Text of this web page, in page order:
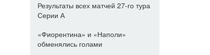
Результаты всех матчей 27-го тура
Серии А
«Фиорентина» и «Наполи»
обменялись голами